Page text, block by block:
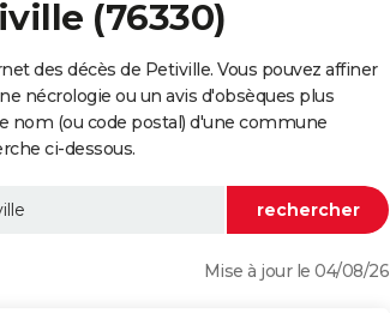
(76330)
des décès de Petiville. Vous pouvez affiner
nécrologie ou un avis d'obsèques plus
nom (ou code postal) d'une commune
ci-dessous.
Mise à jour le 04/08/26